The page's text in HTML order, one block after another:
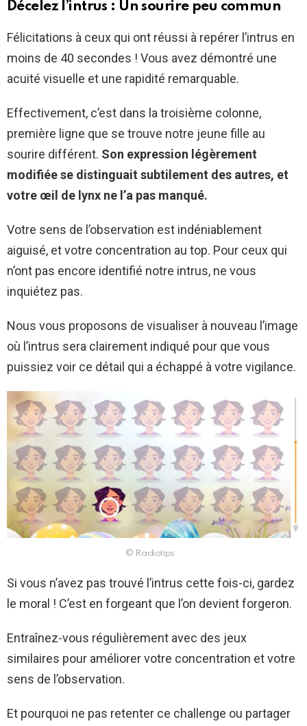
Décelez l’intrus : Un sourire peu commun
Félicitations à ceux qui ont réussi à repérer l’intrus en
moins de 40 secondes ! Vous avez démontré une
acuité visuelle et une rapidité remarquable.
Effectivement, c’est dans la troisième colonne,
première ligne que se trouve notre jeune fille au
sourire différent. Son expression légèrement
modifiée se distinguait subtilement des autres, et
votre œil de lynx ne l’a pas manqué.
Votre sens de l’observation est indéniablement
aiguisé, et votre concentration au top. Pour ceux qui
n’ont pas encore identifié notre intrus, ne vous
inquiétez pas.
Nous vous proposons de visualiser à nouveau l’image
où l’intrus sera clairement indiqué pour que vous
puissiez voir ce détail qui a échappé à votre vigilance.
© Radiotips
Si vous n’avez pas trouvé l’intrus cette fois-ci, gardez
le moral ! C’est en forgeant que l’on devient forgeron.
Entraînez-vous régulièrement avec des jeux
similaires pour améliorer votre concentration et votre
sens de l’observation.
Et pourquoi ne pas retenter ce challenge ou partager